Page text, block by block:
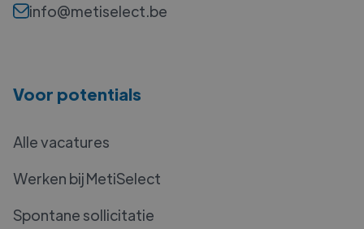
info@metiselect.be
Voor potentials
Alle vacatures
Werken bij MetiSelect
Spontane sollicitatie